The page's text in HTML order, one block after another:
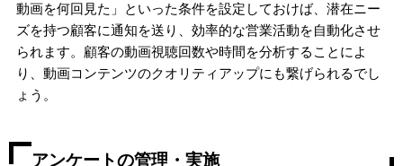
動画を何回見た」といった条件を設定しておけば、潜在ニー
ズを持つ顧客に通知を送り、効率的な営業活動を自動化させ
られます。顧客の動画視聴回数や時間を分析することによ
り、動画コンテンツのクオリティアップにも繋げられるでし
ょう。
アンケートの管理・実施